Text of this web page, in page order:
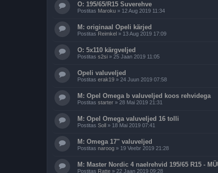
O: 195/65/R15 Suverehve
Postitas Maroku » 12 Aug 2019 11:34
M: originaal Opeli kärjed
Postitas Reimkel » 13 Aug 2019 17:09
O: 5x110 kärgveljed
Postitas s2si » 25 Jaan 2019 11:05
Opeli valuveljed
Postitas erak19 » 24 Juun 2019 07:58
M: Opel Omega b valuveljed koos rehvidega
Postitas starter » 28 Mai 2019 21:31
M: Opel Omega valuveljed 16 tolli
Postitas Soll » 18 Mai 2019 07:41
M: Omega 17" valuveljed
Postitas naroog » 19 Veebr 2019 21:28
M: Master Nordic 4 naelrehvid 195/65 R15 -
Postitas Ratte » 22 Jaan 2019 09:28